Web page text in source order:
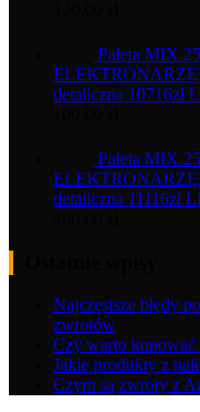
Paleta MIX
detaliczna 10716zł
Paleta MIX
detaliczna 11116zł
Najczęstsze błędy
zwrotów
Czy warto kupować
Jakie produkty z
Czym są zwroty z